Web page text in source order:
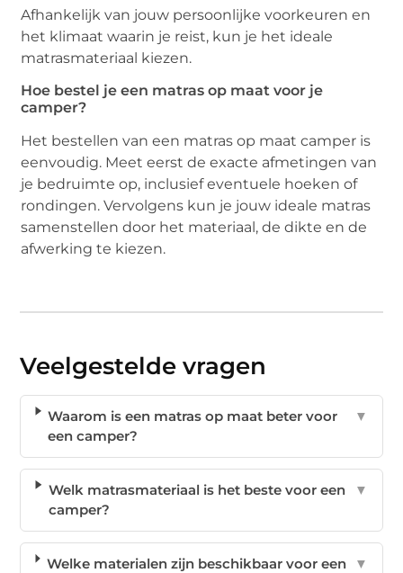
Afhankelijk van jouw persoonlijke voorkeuren en
het klimaat waarin je reist, kun je het ideale
matrasmateriaal kiezen.
Hoe bestel je een matras op maat voor je
camper?
Het bestellen van een matras op maat camper is
eenvoudig. Meet eerst de exacte afmetingen van
je bedruimte op, inclusief eventuele hoeken of
rondingen. Vervolgens kun je jouw ideale matras
samenstellen door het materiaal, de dikte en de
afwerking te kiezen.
Veelgestelde vragen
Waarom is een matras op maat beter voor
een camper?
▼
Welk matrasmateriaal is het beste voor een
camper?
▼
Welke materialen zijn beschikbaar voor een
▼